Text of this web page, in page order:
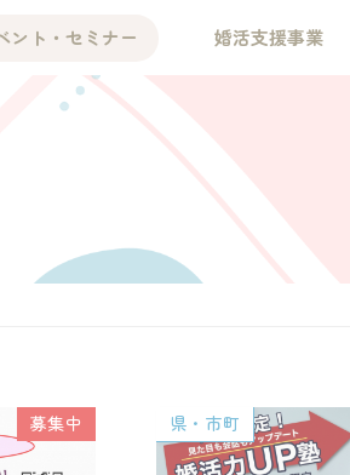
ント・セミナー 婚活支援事業
募集中 県・市町